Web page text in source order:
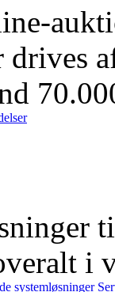
drives
i
systemløsninger